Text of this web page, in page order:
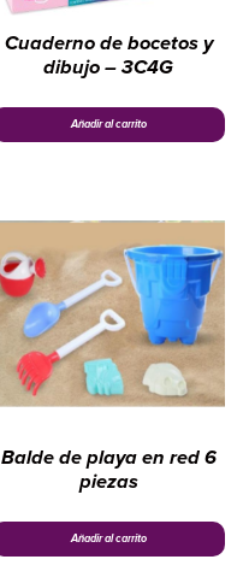
Cuaderno de bocetos y
dibujo – 3C4G
Añadir al carrito
Balde de playa en red 6
piezas
Añadir al carrito